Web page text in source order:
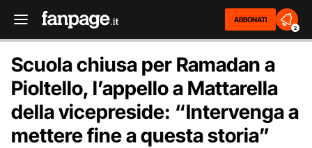
ABBONATI
2
Scuola chiusa per Ramadan a
Pioltello, l’appello a Mattarella
della vicepreside: “Intervenga a
mettere fine a questa storia”